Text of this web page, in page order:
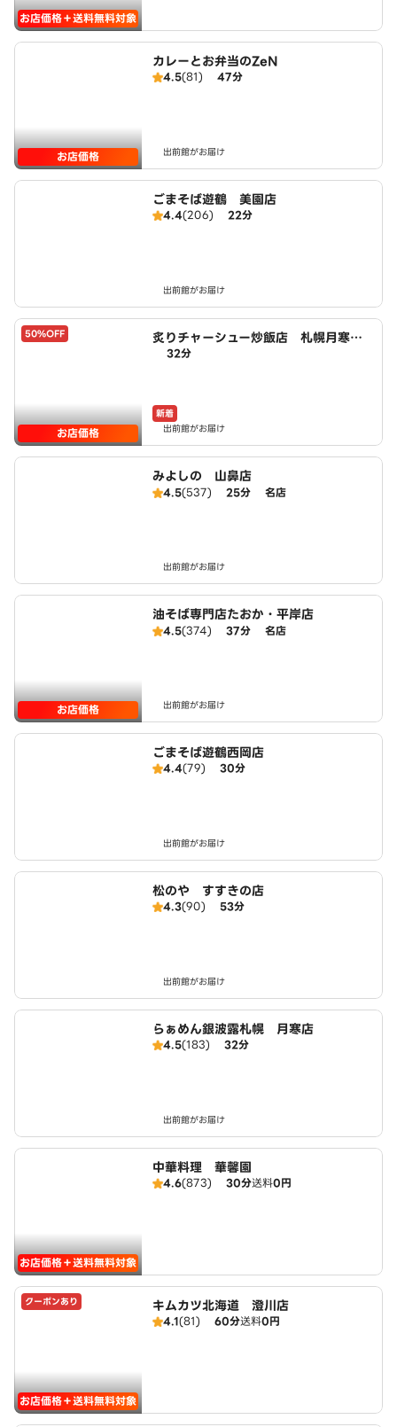
お店価格＋送料無料対象
お店価格
カレーとお弁当のZeN
4.5(81) 47分
出前館がお届け
ごまそば遊鶴 美園店
4.4(206) 22分
出前館がお届け
50%OFF
お店価格
炙りチャーシュー炒飯店 札幌月寒中
央十一丁目店 powered by LAWS
32分
新着
出前館がお届け
みよしの 山鼻店
4.5(537) 25分 名店
出前館がお届け
お店価格
油そば専門店たおか・平岸店
4.5(374) 37分 名店
出前館がお届け
ごまそば遊鶴西岡店
4.4(79) 30分
出前館がお届け
松のや すすきの店
4.3(90) 53分
出前館がお届け
らぁめん銀波露札幌 月寒店
4.5(183) 32分
出前館がお届け
お店価格＋送料無料対象
中華料理 華馨園
4.6(873) 30分送料0円
クーポンあり
お店価格＋送料無料対象
キムカツ北海道 澄川店
4.1(81) 60分送料0円